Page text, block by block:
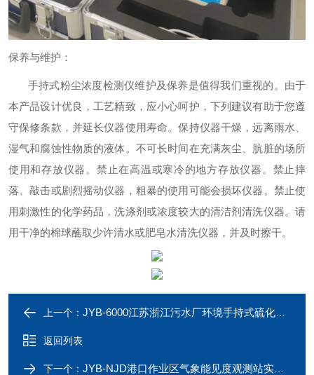
保养与维护：
手持式粉尘浓度检测仪维护及保养是值得我们重视的。由于
本产品设计优良，工艺精致，应小心呵护，下列建议有助于您遵
守保修条款，并延长仪器使用寿命。保持仪器干燥，远离雨水、
湿气和腐蚀性物质的液体。不可长时间在充满灰尘、肮脏的场所
使用和存放仪器。禁止在高温或寒冷的地方存放仪器。禁止摔
落、敲击或剧烈摇动仪器，粗暴的使用可能会损坏仪器。禁止使
用刺激性的化学药品，洗涤剂或浓度较大的清洁剂清洗仪器。请
用干净的棉球蘸取少许清水或肥皂水清洗仪器，并及时擦干。
上一个： JYB-6000江苏浙江污水厂环境手持式硫化氢检测仪
返回列表
下一个： JYB-NJD港口作业区气象能见度观测站实时在线